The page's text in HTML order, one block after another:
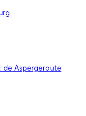
de Aspergeroute